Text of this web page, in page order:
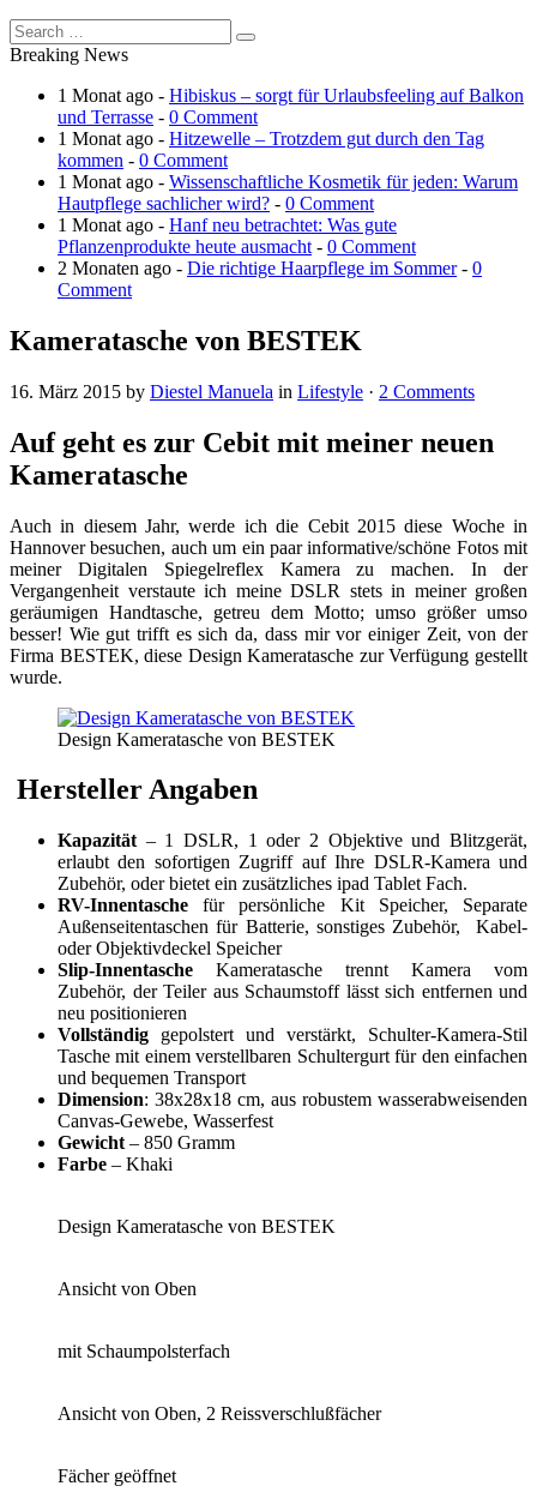
Breaking News
1 Monat ago - Hibiskus – sorgt für Urlaubsfeeling auf Balkon
und Terrasse - 0 Comment
1 Monat ago - Hitzewelle – Trotzdem gut durch den Tag
kommen - 0 Comment
1 Monat ago - Wissenschaftliche Kosmetik für jeden: Warum
Hautpflege sachlicher wird? - 0 Comment
1 Monat ago - Hanf neu betrachtet: Was gute
Pflanzenprodukte heute ausmacht - 0 Comment
2 Monaten ago - Die richtige Haarpflege im Sommer- 0
Comment
Kameratasche von BESTEK
16. März 2015 by Diestel Manuela in Lifestyle · 2 Comments
Auf geht es zur Cebit mit meiner neuen
Kameratasche
Auch in diesem Jahr, werde ich die Cebit 2015 diese Woche in
Hannover besuchen, auch um ein paar informative/schöne Fotos mit
meiner Digitalen Spiegelreflex Kamera zu machen. In der
Vergangenheit verstaute ich meine DSLR stets in meiner großen
geräumigen Handtasche, getreu dem Motto; umso größer umso
besser! Wie gut trifft es sich da, dass mir vor einiger Zeit, von der
Firma BESTEK, diese Design Kameratasche zur Verfügung gestellt
wurde.
Design Kameratasche von BESTEK
Hersteller Angaben
Kapazität – 1 DSLR, 1 oder 2 Objektive und Blitzgerät,
erlaubt den sofortigen Zugriff auf Ihre DSLR-Kamera und
Zubehör, oder bietet ein zusätzliches ipad Tablet Fach.
RV-Innentasche für persönliche Kit Speicher, Separate
Außenseitentaschen für Batterie, sonstiges Zubehör, Kabel-
oder Objektivdeckel Speicher
Slip-Innentasche Kameratasche trennt Kamera vom
Zubehör, der Teiler aus Schaumstoff lässt sich entfernen und
neu positionieren
Vollständig gepolstert und verstärkt, Schulter-Kamera-Stil
Tasche mit einem verstellbaren Schultergurt für den einfachen
und bequemen Transport
Dimension: 38x28x18 cm, aus robustem wasserabweisenden
Canvas-Gewebe, Wasserfest
Gewicht – 850 Gramm
Farbe – Khaki
Design Kameratasche von BESTEK
Ansicht von Oben
mit Schaumpolsterfach
Ansicht von Oben, 2 Reissverschlußfächer
Fächer geöffnet